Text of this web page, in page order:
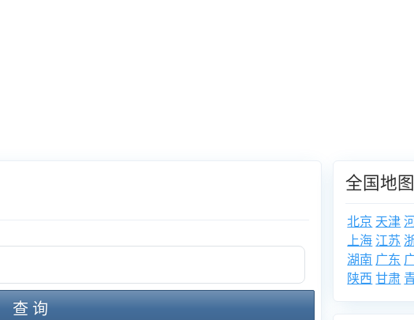
查 询
全国地
北京 天津
上海 江苏
湖南 广东
陕西 甘肃